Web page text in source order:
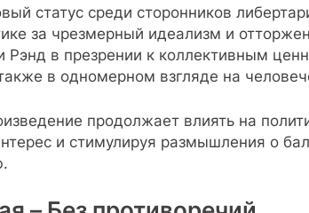
статус среди сторонников
за чрезмерный идеализм и
Рэнд в презрении к коллективным
в одномерном взгляде на
продолжает влиять на
и стимулируя размышления о